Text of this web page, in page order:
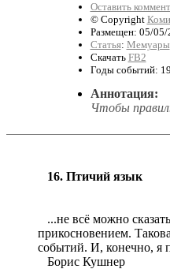
Оставить
© Copyright
Размещен: 05/05/
Статья: Мемуары
Скачать FB2
Годы событий:
Аннотация:
Чтобы
16. Птичий язык
...не всё можно
прикосновением.
событий. И, конечно, я
Борис Кушнер